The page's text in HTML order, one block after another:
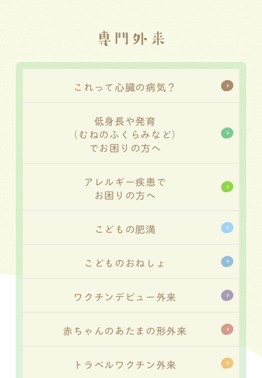
専門外来
これって心臓の病気？
低身長や発育
（むねのふくらみなど）
でお困りの方へ
アレルギー疾患で
お困りの方へ
こどもの肥満
こどものおねしょ
ワクチンデビュー外来
赤ちゃんのあたまの形外来
トラベルワクチン外来